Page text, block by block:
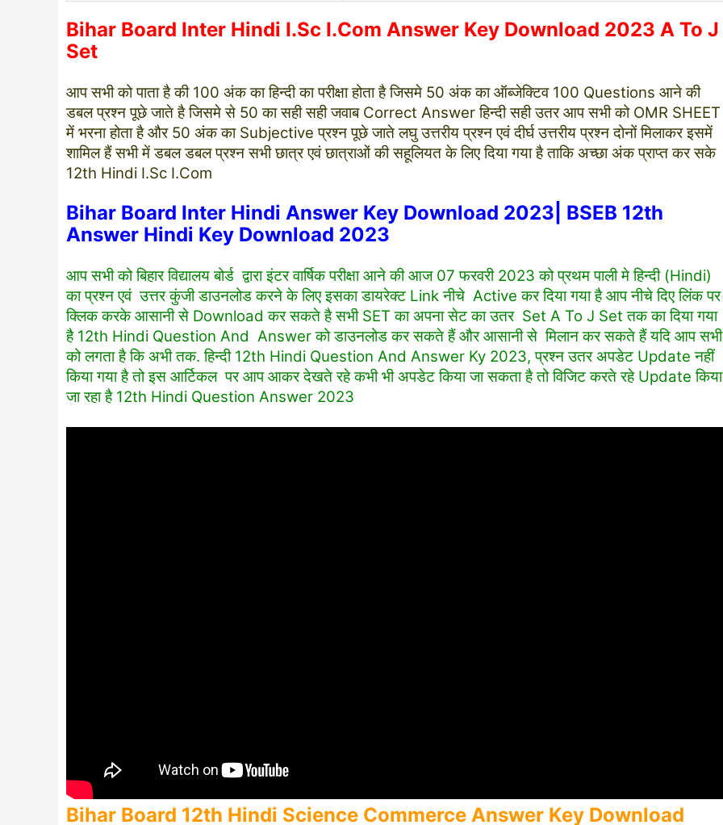
Bihar Board Inter Hindi I.Sc I.Com Answer Key Download 2023 A To J
Set
आप सभी को पाता है की 100 अंक का हिन्दी का परीक्षा होता है जिसमे 50 अंक का ऑब्जेक्टिव 100 Questions आने की
डबल प्रश्न पूछे जाते है जिसमे से 50 का सही सही जवाब Correct Answer हिन्दी सही उतर आप सभी को OMR SHEET
में भरना होता है और 50 अंक का Subjective प्रश्न पूछे जाते लघु उत्तरीय प्रश्न एवं दीर्घ उत्तरीय प्रश्न दोनों मिलाकर इसमें
शामिल हैं सभी में डबल डबल प्रश्न सभी छात्र एवं छात्राओं की सहूलियत के लिए दिया गया है ताकि अच्छा अंक प्राप्त कर सके
12th Hindi I.Sc I.Com
Bihar Board Inter Hindi Answer Key Download 2023| BSEB 12th
Answer Hindi Key Download 2023
आप सभी को बिहार विद्यालय बोर्ड द्वारा इंटर वार्षिक परीक्षा आने की आज 07 फरवरी 2023 को प्रथम पाली मे हिन्दी (Hindi)
का प्रश्न एवं उत्तर कुंजी डाउनलोड करने के लिए इसका डायरेक्ट Link नीचे Active कर दिया गया है आप नीचे दिए लिंक पर
क्लिक करके आसानी से Download कर सकते है सभी SET का अपना सेट का उतर Set A To J Set तक का दिया गया
है 12th Hindi Question And Answer को डाउनलोड कर सकते हैं और आसानी से मिलान कर सकते हैं यदि आप सभी
को लगता है कि अभी तक. हिन्दी 12th Hindi Question And Answer Ky 2023, प्रश्न उतर अपडेट Update नहीं
किया गया है तो इस आर्टिकल पर आप आकर देखते रहे कभी भी अपडेट किया जा सकता है तो विजिट करते रहे Update किया
जा रहा है 12th Hindi Question Answer 2023
Bihar Board 12th Hindi Science Commerce Answer Key Download